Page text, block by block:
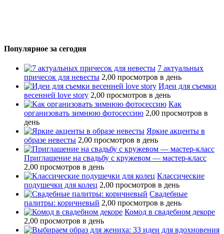
Популярное за сегодня
7 актуальных
причесок для невесты 2,00 просмотров в день
Идеи для съемки
весенней love story 2,00 просмотров в день
Как
организовать зимнюю фотосессию 2,00 просмотров в
день
Яркие акценты в
образе невесты 2,00 просмотров в день
Приглашение на свадьбу с кружевом — мастер-класс
2,00 просмотров в день
Классические
подушечки для колец 2,00 просмотров в день
Свадебные
палитры: коричневый 2,00 просмотров в день
Комод в свадебном декоре
2,00 просмотров в день